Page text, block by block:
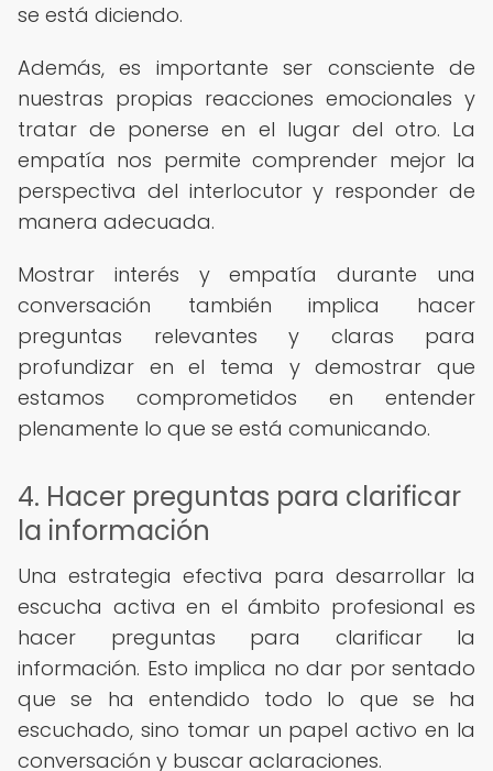
se está diciendo.
Además, es importante ser consciente de
nuestras propias reacciones emocionales y
tratar de ponerse en el lugar del otro. La
empatía nos permite comprender mejor la
perspectiva del interlocutor y responder de
manera adecuada.
Mostrar interés y empatía durante una
conversación también implica hacer
preguntas relevantes y claras para
profundizar en el tema y demostrar que
estamos comprometidos en entender
plenamente lo que se está comunicando.
4. Hacer preguntas para clarificar
la información
Una estrategia efectiva para desarrollar la
escucha activa en el ámbito profesional es
hacer preguntas para clarificar la
información. Esto implica no dar por sentado
que se ha entendido todo lo que se ha
escuchado, sino tomar un papel activo en la
conversación y buscar aclaraciones.